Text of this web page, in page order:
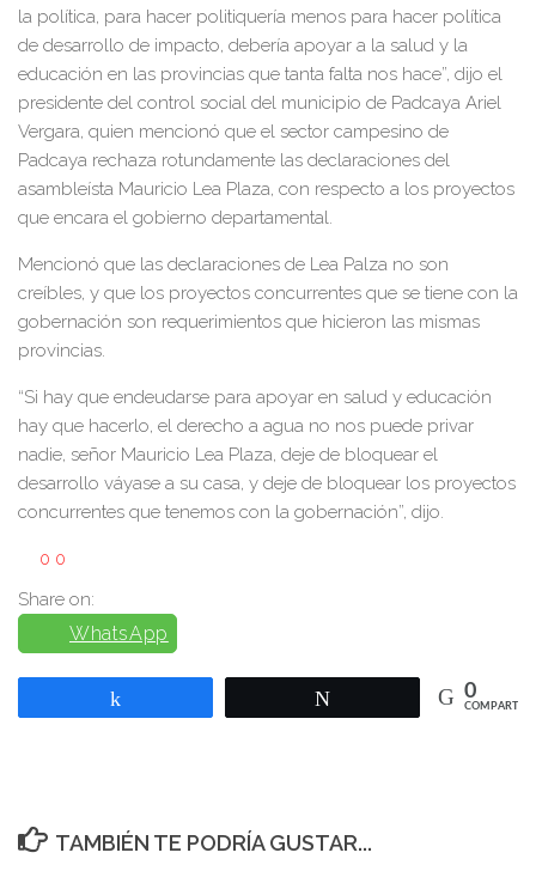
la política, para hacer politiquería menos para hacer política
de desarrollo de impacto, debería apoyar a la salud y la
educación en las provincias que tanta falta nos hace”, dijo el
presidente del control social del municipio de Padcaya Ariel
Vergara, quien mencionó que el sector campesino de
Padcaya rechaza rotundamente las declaraciones del
asambleísta Mauricio Lea Plaza, con respecto a los proyectos
que encara el gobierno departamental.
Mencionó que las declaraciones de Lea Palza no son
creíbles, y que los proyectos concurrentes que se tiene con la
gobernación son requerimientos que hicieron las mismas
provincias.
“Si hay que endeudarse para apoyar en salud y educación
hay que hacerlo, el derecho a agua no nos puede privar
nadie, señor Mauricio Lea Plaza, deje de bloquear el
desarrollo váyase a su casa, y deje de bloquear los proyectos
concurrentes que tenemos con la gobernación”, dijo.
0 0
Share on:
WhatsApp
0
COMPARTIR
TAMBIÉN TE PODRÍA GUSTAR...